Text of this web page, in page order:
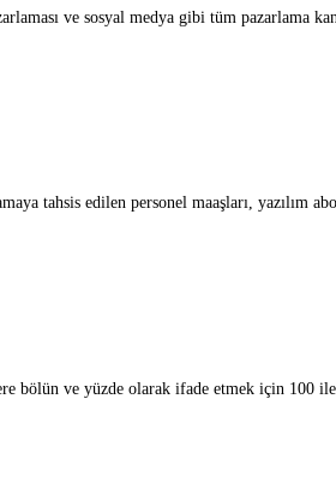
ve sosyal medya gibi tüm
tahsis edilen personel maaşları,
bölün ve yüzde olarak ifade etmek için 100 ile